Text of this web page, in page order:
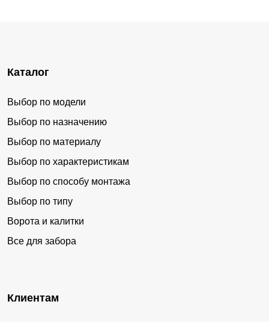
Каталог
Выбор по модели
Выбор по назначению
Выбор по материалу
Выбор по характеристикам
Выбор по способу монтажа
Выбор по типу
Ворота и калитки
Все для забора
Клиентам